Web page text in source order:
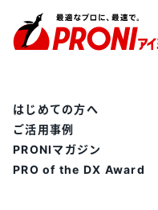
はじめての方へ
ご活用事例
PRONIマガジン
PRO of the DX Award